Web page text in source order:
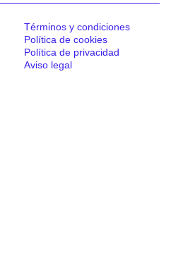
Términos y condiciones
Política de cookies
Política de privacidad
Aviso legal